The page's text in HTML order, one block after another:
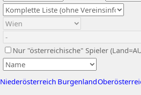
Nur "österreichische" Spieler
Niederösterreich Burgenland